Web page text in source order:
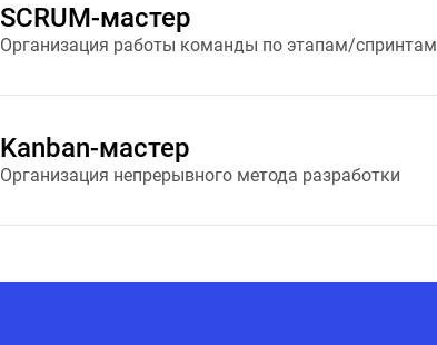
SCRUM-мастер
Организация работы команды по этапам/спринтам
Kanban-мастер
Организация непрерывного метода разработки